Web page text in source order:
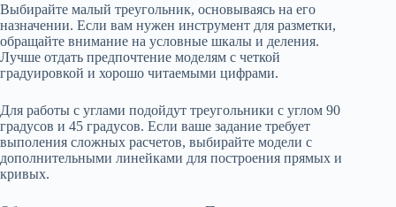
Выбирайте малый треугольник, основываясь на его
назначении. Если вам нужен инструмент для разметки,
обращайте внимание на условные шкалы и деления.
Лучше отдать предпочтение моделям с четкой
градуировкой и хорошо читаемыми цифрами.
Для работы с углами подойдут треугольники с углом 90
градусов и 45 градусов. Если ваше задание требует
выполения сложных расчетов, выбирайте модели с
дополнительными линейками для построения прямых и
кривых.